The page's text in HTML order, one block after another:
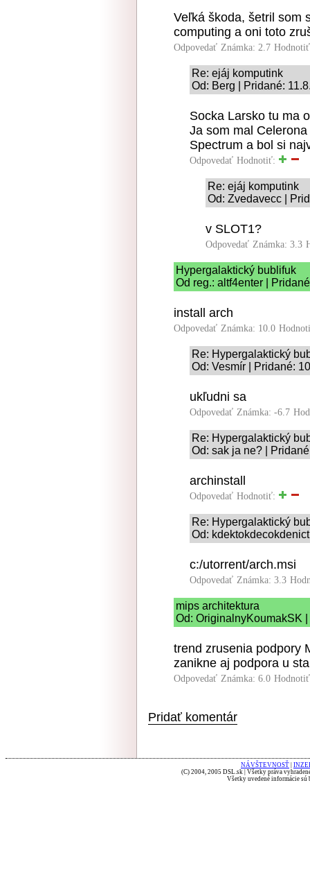
Veľká škoda, šetril som
computing a oni toto
Odpovedať Známka: 2.7
Re: ejáj komputink
Od: Berg | Pridané:
Socka Larsko tu ma
Ja som mal
Spectrum a bol si
Odpovedať Hodnotiť:
Re: ejáj komputink
Od: Zvedavecc |
v SLOT1?
Odpovedať Známka: 3.3
Hypergalaktický bublifuk
Od reg.: altf4enter |
install arch
Odpovedať Známka: 10.0
Re: Hypergalaktický
Od: Vesmír | Pridané:
ukľudni sa
Odpovedať Známka: -6.7
Re: Hypergalaktický
Od: sak ja ne? |
archinstall
Odpovedať Hodnotiť:
Re: Hypergalaktický
Od:
c:/utorrent/arch.msi
Odpovedať Známka: 3.3
mips architektura
Od: OriginalnyKoumakSK
trend zrusenia podpory
zanikne aj podpora u
Odpovedať Známka: 6.0
Pridať komentár
NÁVŠTEVNOSŤ
(C) 2004, 2005 DSL.sk | Všetky práva
Všetky uvedené informácie sú